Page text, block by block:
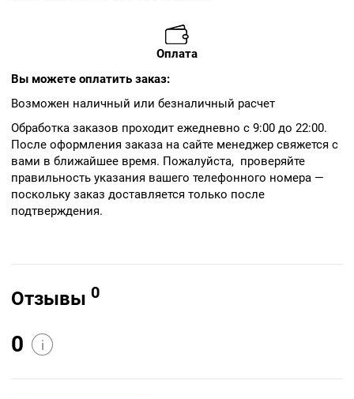
Оплата
Вы можете оплатить заказ:
Возможен наличный или безналичный расчет
Обработка заказов проходит ежедневно с 9:00 до 22:00.
После оформления заказа на сайте менеджер свяжется с
вами в ближайшее время. Пожалуйста, проверяйте
правильность указания вашего телефонного номера —
поскольку заказ доставляется только после
подтверждения.
Отзывы 0
0 i